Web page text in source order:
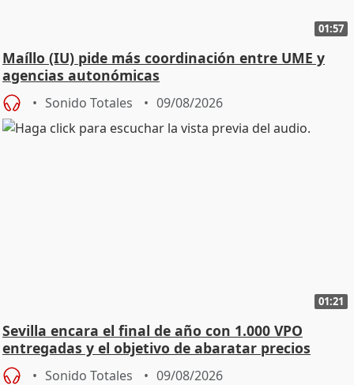
01:57
Maíllo (IU) pide más coordinación entre UME y
agencias autonómicas
Sonido Totales 09/08/2026
01:21
Sevilla encara el final de año con 1.000 VPO
entregadas y el objetivo de abaratar precios
Sonido Totales 09/08/2026